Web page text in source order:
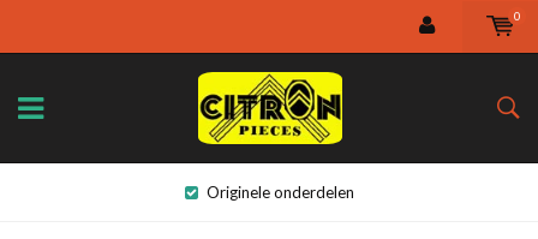
0
Originele onderdelen